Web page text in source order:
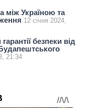
між Україною та
12 січня 2024,
безпеки від
21:34